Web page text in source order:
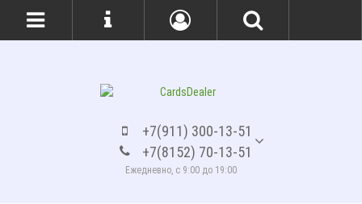
+7(911) 300-13-51
+7(8152) 70-13-51
Ежедневно, с 9:00 до 19:00